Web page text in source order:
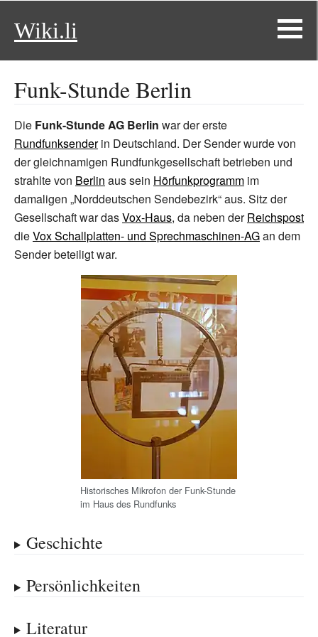
Wiki.li
Funk-Stunde Berlin
Die Funk-Stunde AG Berlin war der erste
Rundfunksenderin Deutschland. Der Sender wurde von
der gleichnamigen Rundfunkgesellschaft betrieben und
strahlte von Berlin aus sein Hörfunkprogramm im
damaligen „Norddeutschen Sendebezirk“ aus. Sitz der
Gesellschaft war dasVox-Haus, da neben derReichspost
dieVox Schallplatten- und Sprechmaschinen-AGan dem
Sender beteiligt war.
Historisches Mikrofon der Funk-Stunde
im Haus des Rundfunks
Geschichte
Persönlichkeiten
Literatur